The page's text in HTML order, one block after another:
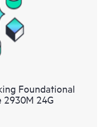
Foundational
2930M 24G